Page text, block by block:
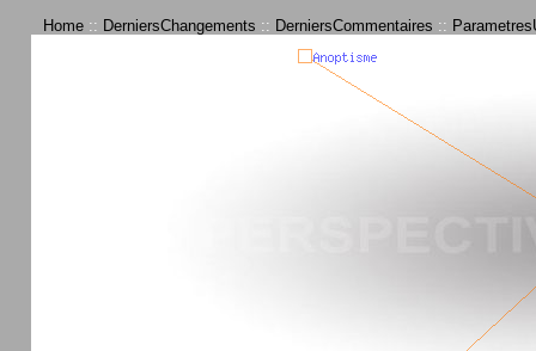
Home :: DerniersChangements :: DerniersCommentaires ::